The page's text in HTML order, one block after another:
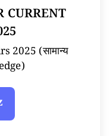
CURRENT
2025 (सामान्य